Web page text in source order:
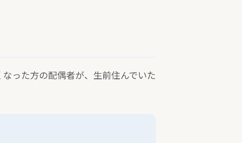
った方の配偶者が、生前住んでいた